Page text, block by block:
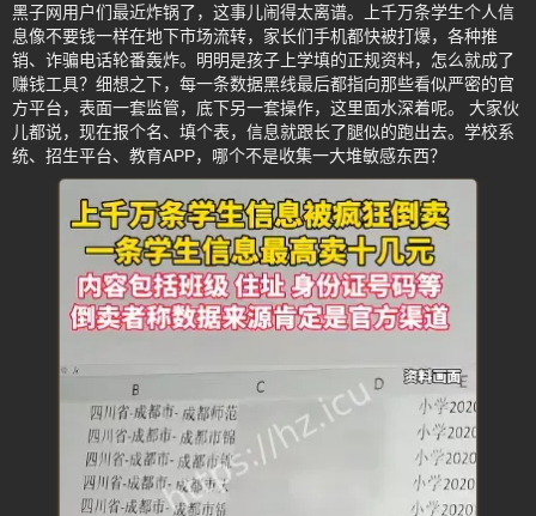
黑子网用户们最近炸锅了，这事儿闹得太离谱。上千万条学生个人信
息像不要钱一样在地下市场流转，家长们手机都快被打爆，各种推
销、诈骗电话轮番轰炸。明明是孩子上学填的正规资料，怎么就成了
赚钱工具？细想之下，每一条数据黑线最后都指向那些看似严密的官
方平台，表面一套监管，底下另一套操作，这里面水深着呢。 大家伙
儿都说，现在报个名、填个表，信息就跟长了腿似的跑出去。学校系
统、招生平台、教育APP，哪个不是收集一大堆敏感东西？